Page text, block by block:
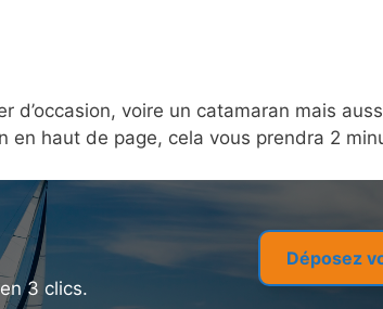
d’occasion, voire un catamaran mais
en haut de page, cela vous prendra 2
3 clics.
Déposez